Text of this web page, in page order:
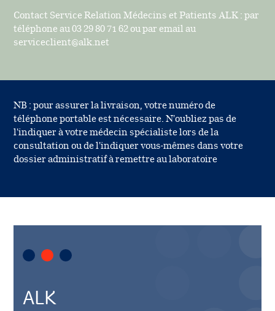
Contact Service Relation Médecins et Patients ALK : par
téléphone au 03 29 80 71 62 ou par email au
serviceclient@alk.net
NB : pour assurer la livraison, votre numéro de
téléphone portable est nécessaire. N'oubliez pas de
l'indiquer à votre médecin spécialiste lors de la
consultation ou de l'indiquer vous-mêmes dans votre
dossier administratif à remettre au laboratoire
ALK